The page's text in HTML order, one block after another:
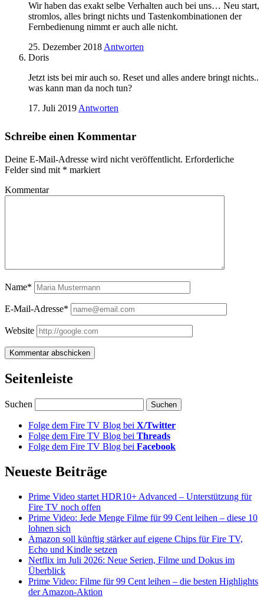
Wir haben das exakt selbe Verhalten auch bei uns… Neu start,
stromlos, alles bringt nichts und Tastenkombinationen der
Fernbedienung nimmt er auch alle nicht.
25. Dezember 2018 Antworten
Doris
Jetzt ists bei mir auch so. Reset und alles andere bringt nichts..
was kann man da noch tun?
17. Juli 2019 Antworten
Schreibe einen Kommentar
Deine E-Mail-Adresse wird nicht veröffentlicht. Erforderliche
Felder sind mit * markiert
Kommentar
Name*
E-Mail-Adresse*
Website
Seitenleiste
Suchen
Folge dem Fire TV Blog bei X/Twitter
Folge dem Fire TV Blog bei Threads
Folge dem Fire TV Blog bei Facebook
Neueste Beiträge
Prime Video startet HDR10+ Advanced – Unterstützung für
Fire TV noch offen
Prime Video: Jede Menge Filme für 99 Cent leihen – diese 10
lohnen sich
Amazon soll künftig stärker auf eigene Chips für Fire TV,
Echo und Kindle setzen
Netflix im Juli 2026: Neue Serien, Filme und Dokus im
Überblick
Prime Video: Filme für 99 Cent leihen – die besten Highlights
der Amazon-Aktion